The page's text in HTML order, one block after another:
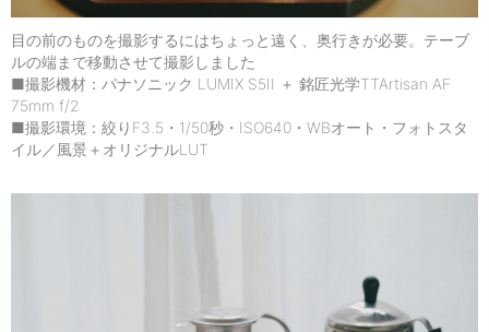
目の前のものを撮影するにはちょっと遠く、奥行きが必要。テーブ
ルの端まで移動させて撮影しました
■撮影機材：パナソニック LUMIX S5II ＋ 銘匠光学TTArtisan AF
75mm f/2
■撮影環境：絞りF3.5・1/50秒・ISO640・WBオート・フォトスタ
イル／風景＋オリジナルLUT